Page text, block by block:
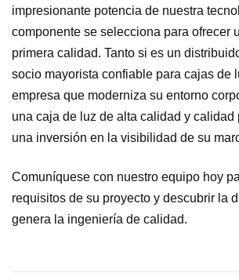
impresionante potencia de nuestra
componente se selecciona para ofrecer
primera calidad. Tanto si es un
socio mayorista confiable para cajas de
empresa que moderniza su entorno
una caja de luz de alta calidad y calidad
una inversión en la visibilidad de su
Comuníquese con nuestro equipo hoy
requisitos de su proyecto y descubrir la
genera la ingeniería de calidad.